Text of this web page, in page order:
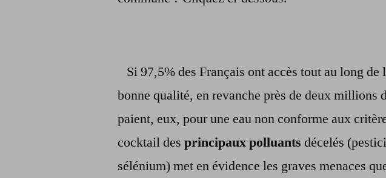
Si 97,5% des Français ont accès tout au long de
bonne qualité, en revanche près de deux millions
paient, eux, pour une eau non conforme aux
cocktail desprincipaux polluants décelés
sélénium) met en évidence les graves menaces